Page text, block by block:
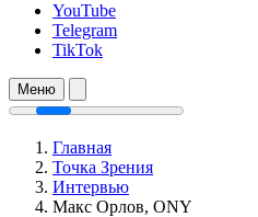
YouTube
Telegram
TikTok
Меню
Главная
Точка Зрения
Интервью
Макс Орлов, ONY